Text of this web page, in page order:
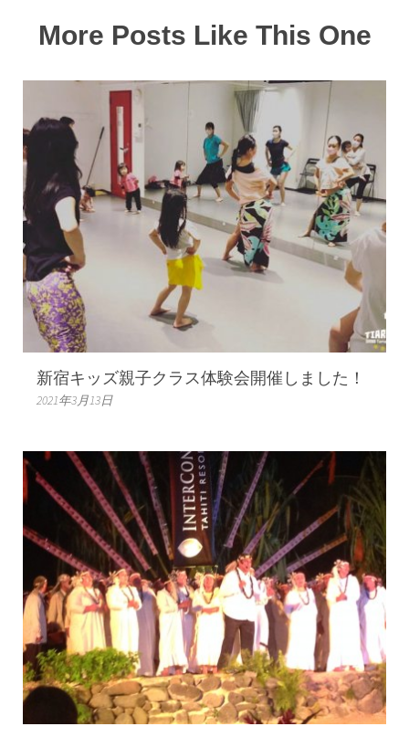
More Posts Like This One
新宿キッズ親子クラス体験会開催しました！
2021年3月13日